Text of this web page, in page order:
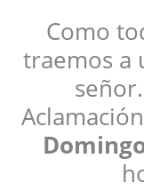
Como
traemos a